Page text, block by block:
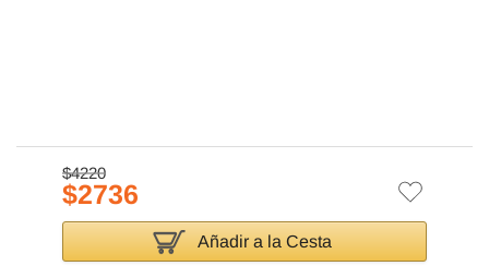
$4220
$2736
Añadir a la Cesta